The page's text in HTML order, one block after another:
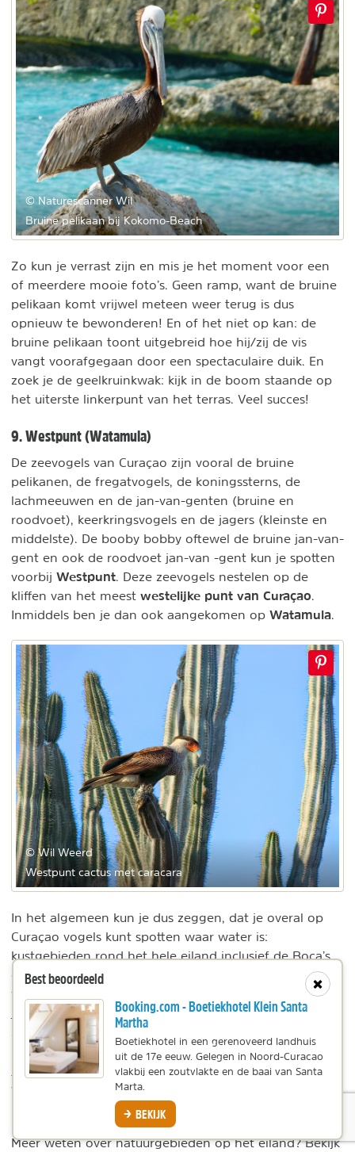
© Naturescanner Wil
Bruine pelikaan bij Kokomo-Beach
Zo kun je verrast zijn en mis je het moment voor een
of meerdere mooie foto’s. Geen ramp, want de bruine
pelikaan komt vrijwel meteen weer terug is dus
opnieuw te bewonderen! En of het niet op kan: de
bruine pelikaan toont uitgebreid hoe hij/zij de vis
vangt voorafgegaan door een spectaculaire duik. En
zoek je de geelkruinkwak: kijk in de boom staande op
het uiterste linkerpunt van het terras. Veel succes!
9. Westpunt (Watamula)
De zeevogels van Curaçao zijn vooral de bruine
pelikanen, de fregatvogels, de koningssterns, de
lachmeeuwen en de jan-van-genten (bruine en
roodvoet), keerkringsvogels en de jagers (kleinste en
middelste). De booby bobby oftewel de bruine jan-van-
gent en ook de roodvoet jan-van -gent kun je spotten
voorbij Westpunt. Deze zeevogels nestelen op de
kliffen van het meest westelijke punt van Curaçao.
Inmiddels ben je dan ook aangekomen op Watamula.
© Wil Weerd
Westpunt cactus met caracara
In het algemeen kun je dus zeggen, dat je overal op
Curaçao vogels kunt spotten waar water is:
kustgebieden rond het hele eiland inclusief de Boca’s,
de zoutpannen (salinās), zoetwaterbekkens en
waterreservoirs. Aan de bovenstaande opsomming kun
je ook nog toevoegen St. Michielbaai (flamingo’s),
Santa Barbara (fregatvogels) en Spaanse Water. Santa
Barbara Beach Hotel is nu een onderdeel vanSandals
Royal Curaçaoen nu enkel en alleen nog toegankelijk
voor gasten. De talrijk aanwezige rode kolibries krijgen
nu helaas minder bezoek.
Meer weten over natuurgebieden op het eiland? Bekijk
Sluit
Best beoordeeld
Booking.com - Boetiekhotel Klein Santa
Martha
Boetiekhotel in een gerenoveerd landhuis
uit de 17e eeuw. Gelegen in Noord-Curacao
vlakbij een zoutvlakte en de baai van Santa
Marta.
BEKIJK